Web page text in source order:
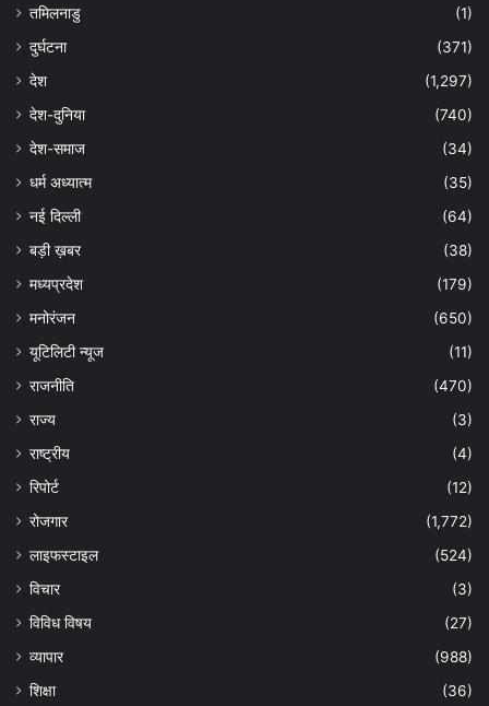
तमिलनाडु
(1)
दुर्घटना
(371)
देश
(1,297)
देश-दुनिया
(740)
देश-समाज
(34)
धर्म अध्यात्म
(35)
नई दिल्ली
(64)
बड़ी ख़बर
(38)
मध्यप्रदेश
(179)
मनोरंजन
(650)
यूटिलिटी न्यूज
(11)
राजनीति
(470)
राज्य
(3)
राष्ट्रीय
(4)
रिपोर्ट
(12)
रोजगार
(1,772)
लाइफस्टाइल
(524)
विचार
(3)
विविध विषय
(27)
व्यापार
(988)
शिक्षा
(36)